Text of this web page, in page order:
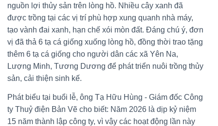
nguồn lợi thủy sản trên lòng hồ. Nhiều cây xanh đã
được trồng tại các vị trí phù hợp xung quanh nhà máy,
tạo vành đai xanh, hạn chế xói mòn đất. Đáng chú ý, đơn
vị đã thả 6 tạ cá giống xuống lòng hồ, đồng thời trao tặng
thêm 6 tạ cá giống cho người dân các xã Yên Na,
Lượng Minh, Tương Dương để phát triển nuôi trồng thủy
sản, cải thiện sinh kế.
Phát biểu tại buổi lễ, ông Tạ Hữu Hùng - Giám đốc Công
ty Thuỷ điện Bản Vẽ cho biết: Năm 2026 là dịp kỷ niệm
15 năm thành lập công ty, vì vậy các hoạt động lần này